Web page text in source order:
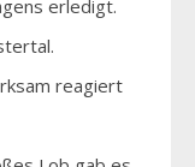
erledigt.
reagiert